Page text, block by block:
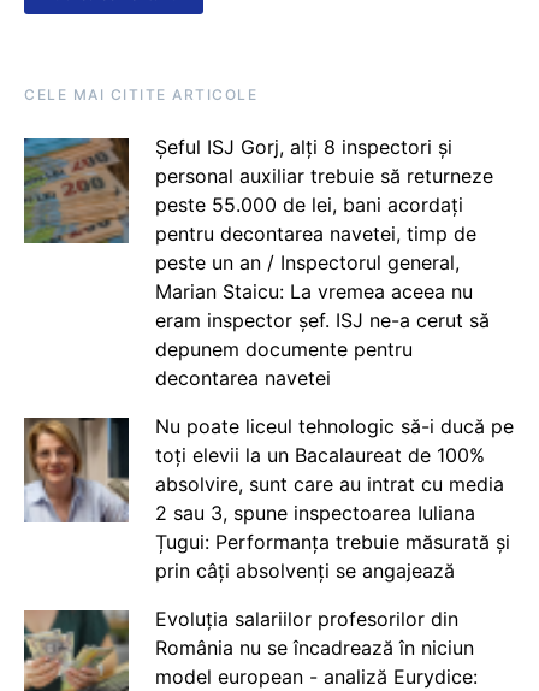
CELE MAI CITITE ARTICOLE
Șeful ISJ Gorj, alți 8 inspectori și
personal auxiliar trebuie să returneze
peste 55.000 de lei, bani acordați
pentru decontarea navetei, timp de
peste un an / Inspectorul general,
Marian Staicu: La vremea aceea nu
eram inspector șef. ISJ ne-a cerut să
depunem documente pentru
decontarea navetei
Nu poate liceul tehnologic să-i ducă pe
toți elevii la un Bacalaureat de 100%
absolvire, sunt care au intrat cu media
2 sau 3, spune inspectoarea Iuliana
Țugui: Performanța trebuie măsurată și
prin câți absolvenți se angajează
Evoluția salariilor profesorilor din
România nu se încadrează în niciun
model european - analiză Eurydice: